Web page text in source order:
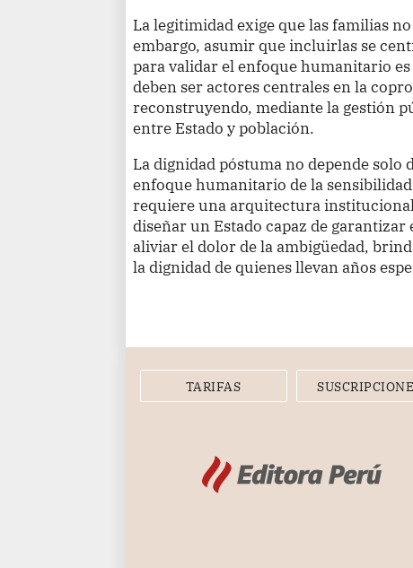
La legitimidad exige que las familias
embargo, asumir que incluirlas se
para validar el enfoque humanitario
deben ser actores centrales en la
reconstruyendo, mediante la gestión
entre Estado y población.
La dignidad póstuma no depende
enfoque humanitario de la
requiere una arquitectura
diseñar un Estado capaz de garantizar
aliviar el dolor de la ambigüedad,
la dignidad de quienes llevan años
TARIFAS